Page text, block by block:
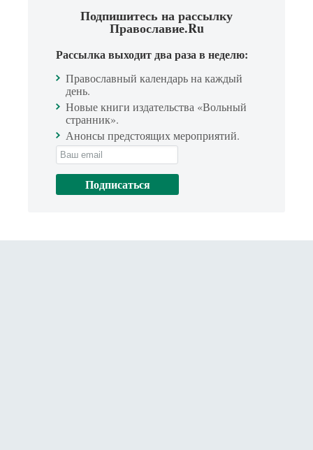
Подпишитесь на рассылку
Православие.Ru
Рассылка выходит два раза в неделю:
Православный календарь на каждый
день.
Новые книги издательства «Вольный
странник».
Анонсы предстоящих мероприятий.